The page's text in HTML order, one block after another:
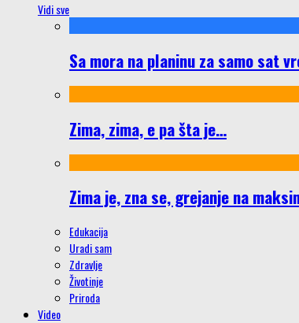
Vidi sve
Sa mora na planinu za samo sat
Zima, zima, e pa šta je…
Zima je, zna se, grejanje na
Edukacija
Uradi sam
Zdravlje
Životinje
Priroda
Video